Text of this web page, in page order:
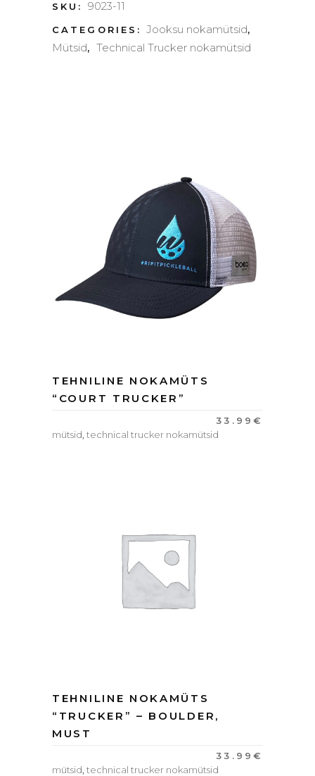
Trucker”
-
SKU: 9023-11
CATEGORIES:Jooksu nokamütsid,
Mütsid,Technical Trucker nokamütsid
TEHNILINE NOKAMÜTS
“COURT TRUCKER”
33.99 €
mütsid technical trucker nokamütsid
TEHNILINE NOKAMÜTS
“TRUCKER” – BOULDER,
MUST
33.99 €
mütsid technical trucker nokamütsid